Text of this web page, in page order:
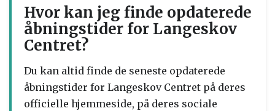
Hvor kan jeg finde opdaterede
åbningstider for Langeskov
Centret?
Du kan altid finde de seneste opdaterede
åbningstider for Langeskov Centret på deres
officielle hjemmeside, på deres sociale